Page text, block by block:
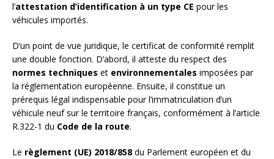
l’attestation d’identification à un type CE pour les
véhicules importés.
D’un point de vue juridique, le certificat de conformité remplit
une double fonction. D’abord, il atteste du respect des
normes techniques et environnementales imposées par
la réglementation européenne. Ensuite, il constitue un
prérequis légal indispensable pour l’immatriculation d’un
véhicule neuf sur le territoire français, conformément à l’article
R.322-1 du Code de la route.
Le règlement (UE) 2018/858 du Parlement européen et du